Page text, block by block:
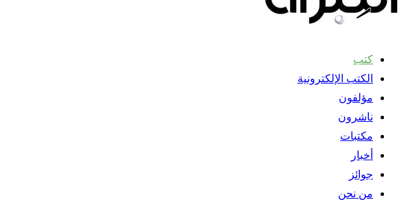
كتب
الكتب الإلكترونية
مؤلفون
ناشرون
مكتبات
أخبار
جوائز
من نحن